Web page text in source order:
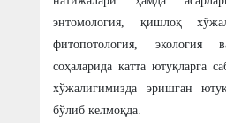
энтомология, қишлоқ
фитопотология, экология
соҳаларида катта ютуқларга
хўжалигимизда эришган
бўлиб келмоқда.